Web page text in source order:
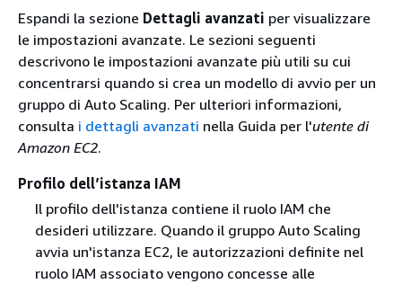
Espandi la sezione Dettagli avanzati per visualizzare
le impostazioni avanzate. Le sezioni seguenti
descrivono le impostazioni avanzate più utili su cui
concentrarsi quando si crea un modello di avvio per un
gruppo di Auto Scaling. Per ulteriori informazioni,
consulta i dettagli avanzati nella Guida per l'utente di
Amazon EC2.
Profilo dell’istanza IAM
Il profilo dell'istanza contiene il ruolo IAM che
desideri utilizzare. Quando il gruppo Auto Scaling
avvia un'istanza EC2, le autorizzazioni definite nel
ruolo IAM associato vengono concesse alle